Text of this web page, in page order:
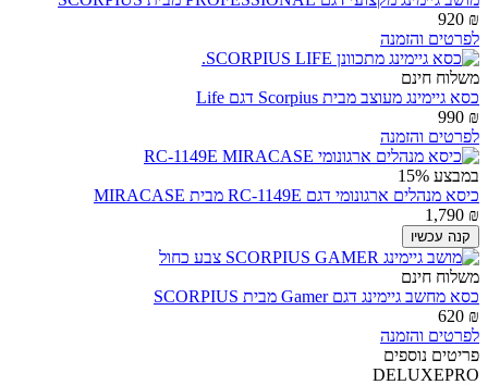
920 ₪
לפרטים והזמנה
משלוח חינם
כסא גיימינג מעוצב מבית Scorpius דגם Life
990 ₪
לפרטים והזמנה
במבצע 15%
כיסא מנהלים ארגונומי דגם RC-1149E מבית MIRACASE
1,790 ₪
קנה עכשיו
משלוח חינם
כסא מחשב גיימינג דגם Gamer מבית SCORPIUS
620 ₪
לפרטים והזמנה
פריטים נוספים
DELUXEPRO